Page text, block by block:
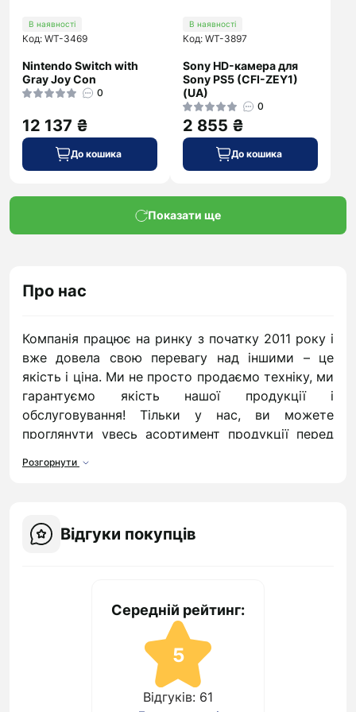
В наявності
Код: WT-3469
Nintendo Switch with
Gray Joy Con
0
12 137 ₴
До кошика
В наявності
Код: WT-3897
Sony HD-камера для
Sony PS5 (CFI-ZEY1)
(UA)
0
2 855 ₴
До кошика
Показати ще
Про нас
Компанія працює на ринку з початку 2011 року і
вже довела свою перевагу над іншими – це
якість і ціна. Ми не просто продаємо техніку, ми
гарантуємо якість нашої продукції і
обслуговування! Тільки у нас, ви можете
проглянути увесь асортимент продукції перед
навіть більше!
портативна техніка від провідних світових
Переваги товарів, представлених в
магазині електроніки і техніки
Розгорнути
Відгуки покупців
Середній рейтинг:
5
Відгуків: 61